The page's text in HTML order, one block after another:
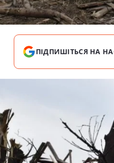
ПІДПИШІТЬСЯ НА